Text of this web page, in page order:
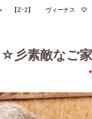
【Z-2】 ヴィーナス ♡
☆彡素敵なご